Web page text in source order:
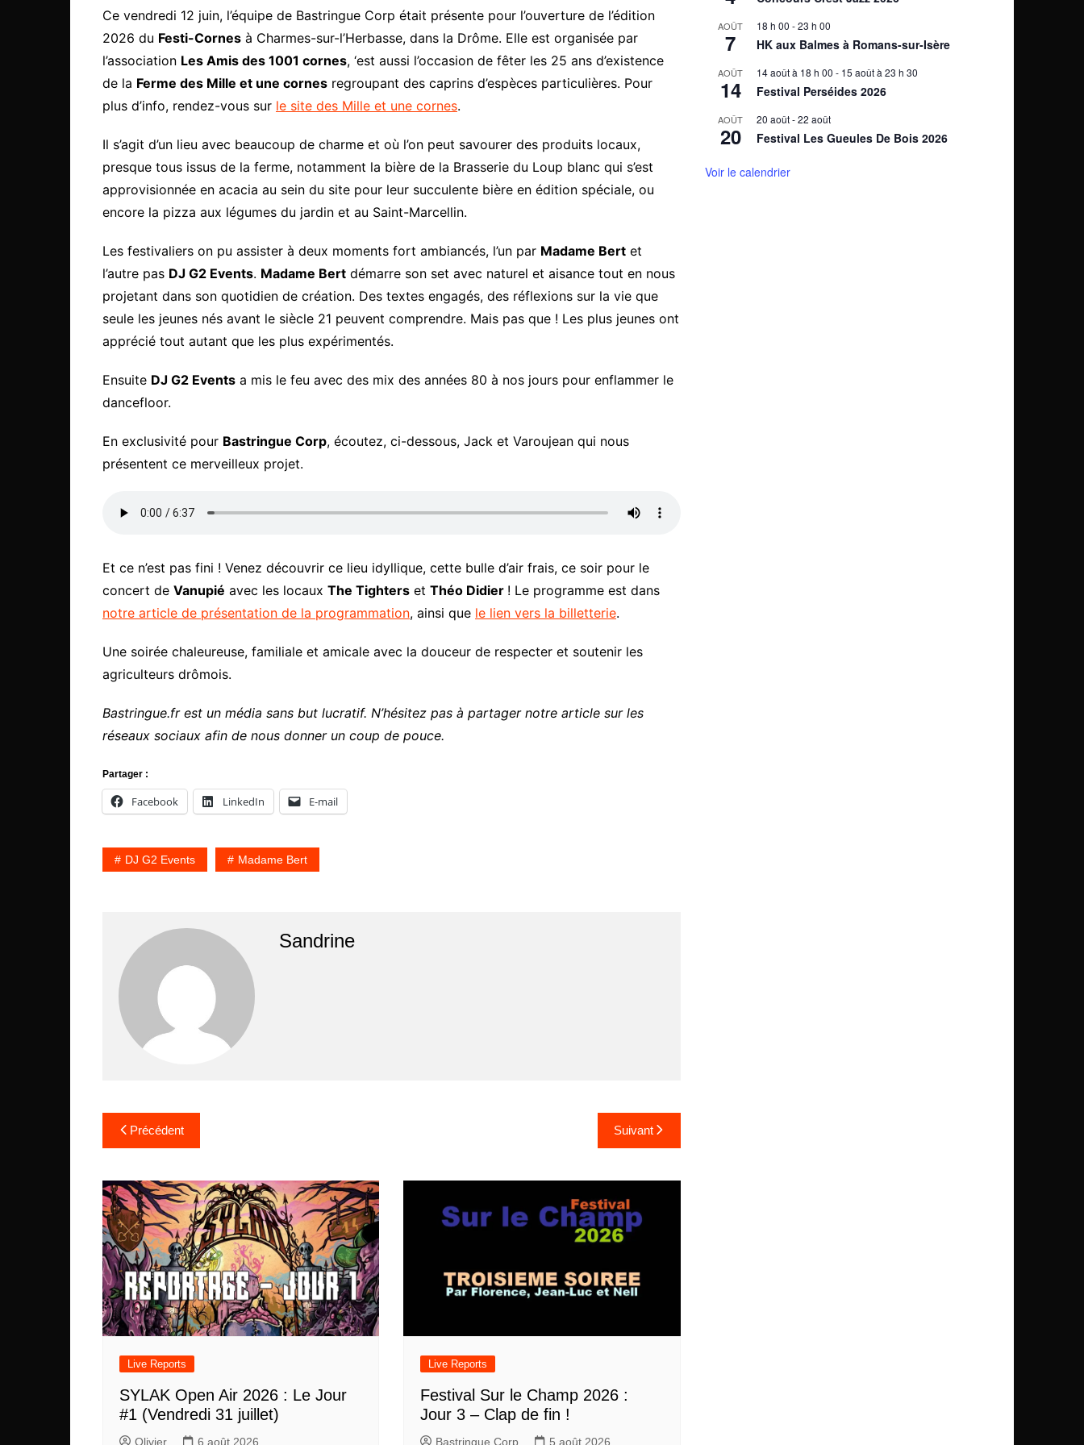
Ce vendredi 12 juin, l’équipe de Bastringue Corp était présente pour l’ouverture de l’édition
2026 du Festi-Cornes à Charmes-sur-l’Herbasse, dans la Drôme. Elle est organisée par
l’association Les Amis des 1001 cornes, ‘est aussi l’occasion de fêter les 25 ans d’existence
de la Ferme des Mille et une cornes regroupant des caprins d’espèces particulières. Pour
plus d’info, rendez-vous sur le site des Mille et une cornes.
Il s’agit d’un lieu avec beaucoup de charme et où l’on peut savourer des produits locaux,
presque tous issus de la ferme, notamment la bière de la Brasserie du Loup blanc qui s’est
approvisionnée en acacia au sein du site pour leur succulente bière en édition spéciale, ou
encore la pizza aux légumes du jardin et au Saint-Marcellin.
Les festivaliers on pu assister à deux moments fort ambiancés, l’un par Madame Bert et
l’autre pas DJ G2 Events. Madame Bert démarre son set avec naturel et aisance tout en nous
projetant dans son quotidien de création. Des textes engagés, des réflexions sur la vie que
seule les jeunes nés avant le siècle 21 peuvent comprendre. Mais pas que ! Les plus jeunes ont
apprécié tout autant que les plus expérimentés.
Ensuite DJ G2 Events a mis le feu avec des mix des années 80 à nos jours pour enflammer le
dancefloor.
En exclusivité pour Bastringue Corp, écoutez, ci-dessous, Jack et Varoujean qui nous
présentent ce merveilleux projet.
Et ce n’est pas fini ! Venez découvrir ce lieu idyllique, cette bulle d’air frais, ce soir pour le
concert de Vanupié avec les locaux The Tighters et Théo Didier ! Le programme est dans
notre article de présentation de la programmation, ainsi que le lien vers la billetterie.
Une soirée chaleureuse, familiale et amicale avec la douceur de respecter et soutenir les
agriculteurs drômois.
Bastringue.fr est un média sans but lucratif. N’hésitez pas à partager notre article sur les
réseaux sociaux afin de nous donner un coup de pouce.
Partager :
Facebook LinkedIn E-mail
DJ G2 Events Madame Bert
Sandrine
Navigation
de
l’article
Précédent Suivant
Live Reports
SYLAK Open Air 2026 : Le Jour
#1 (Vendredi 31 juillet)
Olivier 6 août 2026
Live Reports
Festival Sur le Champ 2026 :
Jour 3 – Clap de fin !
Bastringue Corp 5 août 2026
AOÛT
7
18 h 00 -23 h 00
HK aux Balmes à Romans-sur-Isère
AOÛT
14
14 août à 18 h 00 - 15 août à 23 h 30
Festival Perséides 2026
AOÛT
20
20 août-22 août
Festival Les Gueules De Bois 2026
Voir le calendrier